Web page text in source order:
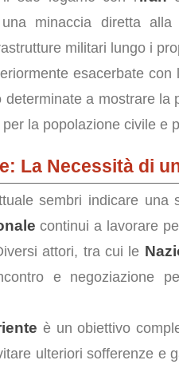
una minaccia diretta
militari lungo i
esacerbate con
determinate a mostrare
la popolazione civile e
La Necessità di
sembri indicare
continui a lavorare
attori, tra cui le
e negoziazione
è un obiettivo
ulteriori sofferenze e